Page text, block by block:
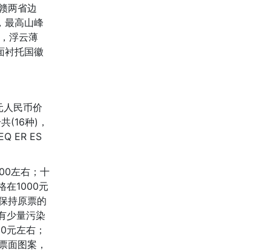
两省边
最高山峰
浮云薄
衬托国徽
人民币价
(16种)，
ER ES
左右；十
在1000元
持原票的
少量污染
左右；
面图案，